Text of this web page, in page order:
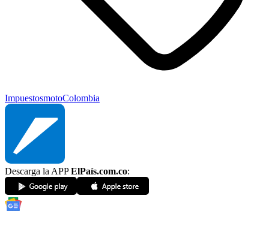
ImpuestosmotoColombia
Descarga la APPElPaís.com.co: